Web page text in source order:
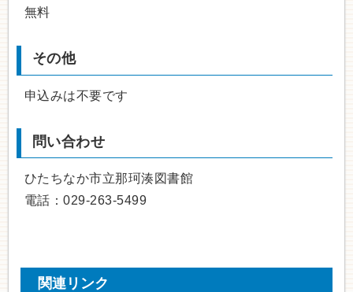
無料
その他
申込みは不要です
問い合わせ
ひたちなか市立那珂湊図書館
電話：029-263-5499
関連リンク